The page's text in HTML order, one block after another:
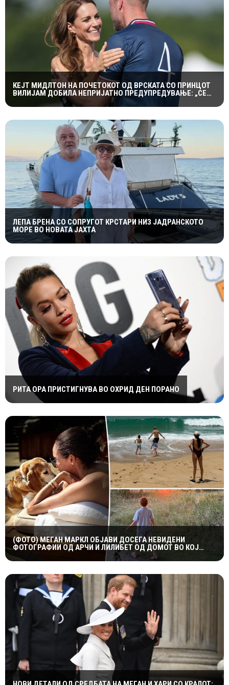
КЕЈТ МИДЛТОН НА ПОЧЕТОКОТ ОД ВРСКАТА СО ПРИНЦОТ
ВИЛИЈАМ ДОБИЛА НЕПРИЈАТНО ПРЕДУПРЕДУВАЊЕ: „СЕ
МАЖИШ ВО ПОГРЕШНО СЕМЕЈСТВО“
ЛЕПА БРЕНА СО СОПРУГОТ КРСТАРИ НИЗ ЈАДРАНСКОТО
МОРЕ ВО НОВАТА ЈАХТА
РИТА ОРА ПРИСТИГНУВА ВО ОХРИД ДЕН ПОРАНО
(ФОТО) МЕГАН МАРКЛ ОБЈАВИ ДОСЕГА НЕВИДЕНИ
ФОТОГРАФИИ ОД АРЧИ И ЛИЛИБЕТ ОД ДОМОТ ВО КОЈ
ПОРАСНАЛА ПРИНЦЕЗАТА ДИЈАНА